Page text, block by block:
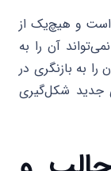
است و هیچ‌یک از
آن را به
به بازنگری در
جدید شکل‌گیری